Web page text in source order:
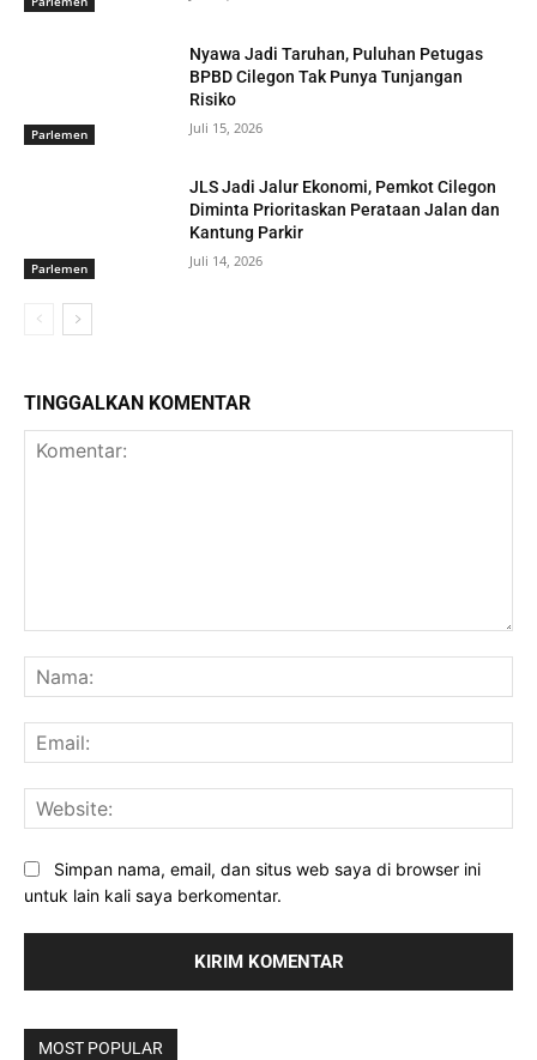
Parlemen
Nyawa Jadi Taruhan, Puluhan Petugas
BPBD Cilegon Tak Punya Tunjangan
Risiko
Juli 15, 2026
Parlemen
JLS Jadi Jalur Ekonomi, Pemkot Cilegon
Diminta Prioritaskan Perataan Jalan dan
Kantung Parkir
Juli 14, 2026
TINGGALKAN KOMENTAR
Simpan nama, email, dan situs web saya di browser ini
untuk lain kali saya berkomentar.
MOST POPULAR